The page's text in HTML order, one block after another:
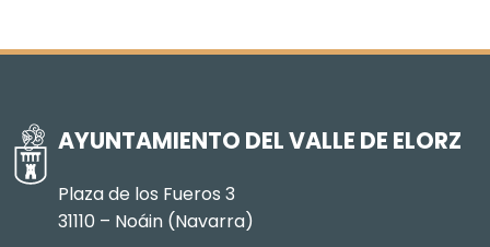
AYUNTAMIENTO DEL VALLE DE ELORZ
Plaza de los Fueros 3
31110 – Noáin (Navarra)